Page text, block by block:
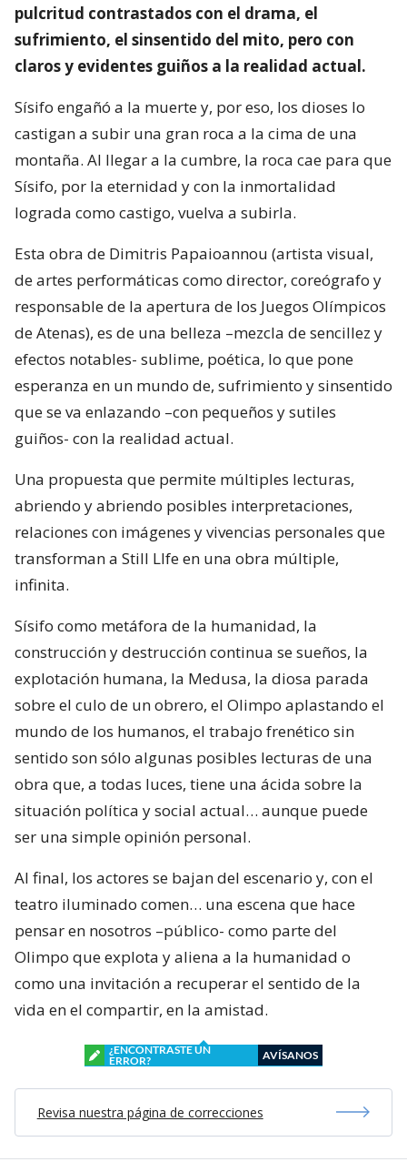
pulcritud contrastados con el drama, el
sufrimiento, el sinsentido del mito, pero con
claros y evidentes guiños a la realidad actual.
Sísifo engañó a la muerte y, por eso, los dioses lo
castigan a subir una gran roca a la cima de una
montaña. Al llegar a la cumbre, la roca cae para que
Sísifo, por la eternidad y con la inmortalidad
lograda como castigo, vuelva a subirla.
Esta obra de Dimitris Papaioannou (artista visual,
de artes performáticas como director, coreógrafo y
responsable de la apertura de los Juegos Olímpicos
de Atenas), es de una belleza –mezcla de sencillez y
efectos notables- sublime, poética, lo que pone
esperanza en un mundo de, sufrimiento y sinsentido
que se va enlazando –con pequeños y sutiles
guiños- con la realidad actual.
Una propuesta que permite múltiples lecturas,
abriendo y abriendo posibles interpretaciones,
relaciones con imágenes y vivencias personales que
transforman a Still LIfe en una obra múltiple,
infinita.
Sísifo como metáfora de la humanidad, la
construcción y destrucción continua se sueños, la
explotación humana, la Medusa, la diosa parada
sobre el culo de un obrero, el Olimpo aplastando el
mundo de los humanos, el trabajo frenético sin
sentido son sólo algunas posibles lecturas de una
obra que, a todas luces, tiene una ácida sobre la
situación política y social actual… aunque puede
ser una simple opinión personal.
Al final, los actores se bajan del escenario y, con el
teatro iluminado comen… una escena que hace
pensar en nosotros –público- como parte del
Olimpo que explota y aliena a la humanidad o
como una invitación a recuperar el sentido de la
vida en el compartir, en la amistad.
¿ENCONTRASTE UN
ERROR?
AVÍSANOS
Revisa nuestra página de correcciones